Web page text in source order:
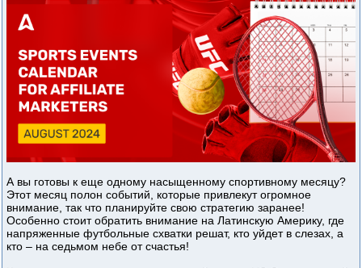
А вы готовы к еще одному насыщенному спортивному месяцу?
Этот месяц полон событий, которые привлекут огромное
внимание, так что планируйте свою стратегию заранее!
Особенно стоит обратить внимание на Латинскую Америку, где
напряженные футбольные схватки решат, кто уйдет в слезах, а
кто – на седьмом небе от счастья!